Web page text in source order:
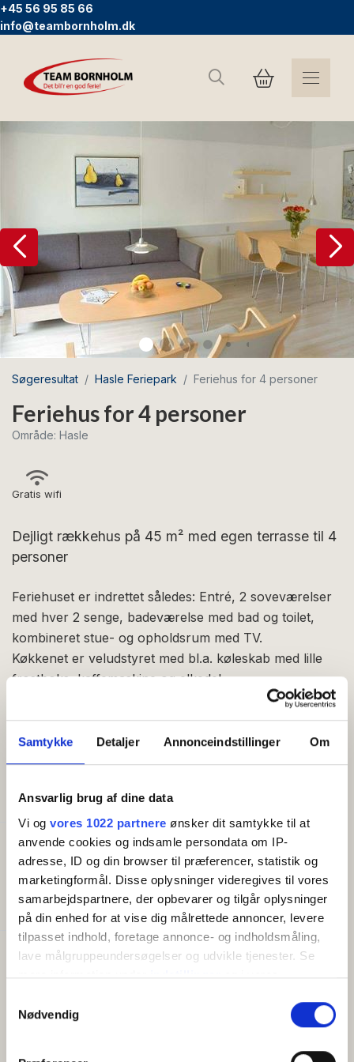
Samtykke Detaljer Annonceindstillinger Om
Ansvarlig brug af dine data
Vi og vores 1022 partnere ønsker dit samtykke til at
anvende cookies og indsamle persondata om IP-
adresse, ID og din browser til præferencer, statistik og
marketingformål. Disse oplysninger videregives til vores
samarbejdspartnere, der opbevarer og tilgår oplysninger
på din enhed for at vise dig målrettede annoncer, levere
tilpasset indhold, foretage annonce- og indholdsmåling,
lave målgruppeundersøgelser og udvikle tjenester. Se
mere information underindstillingerog i vores
tilbage eller ændre indstillinger fra vores
"Cookiedeklaration", eller ved at trykke på "Privacy
Nødvendig
+45 56 95 85 66
info@teambornholm.dk
Søg
Søgeresultat Hasle Feriepark Feriehus for 4 personer
Feriehus for 4 personer
Område: Hasle
Gratis wifi
Dejligt rækkehus på 45 m² med egen terrasse til 4
personer
Feriehuset er indrettet således: Entré, 2 soveværelser
med hver 2 senge, badeværelse med bad og toilet,
kombineret stue- og opholdsrum med TV.
Køkkenet er veludstyret med bl.a. køleskab med lille
frostboks, kaffemaskine og elkedel.
Huset har en delvist overdækket terrasse med
havemøbler.
FACILITETER
Generelt
Senge i alt: 4
Størrelse (m²): 45
Soveværelser: 2
Faciliteter
Gratis wifi
TV